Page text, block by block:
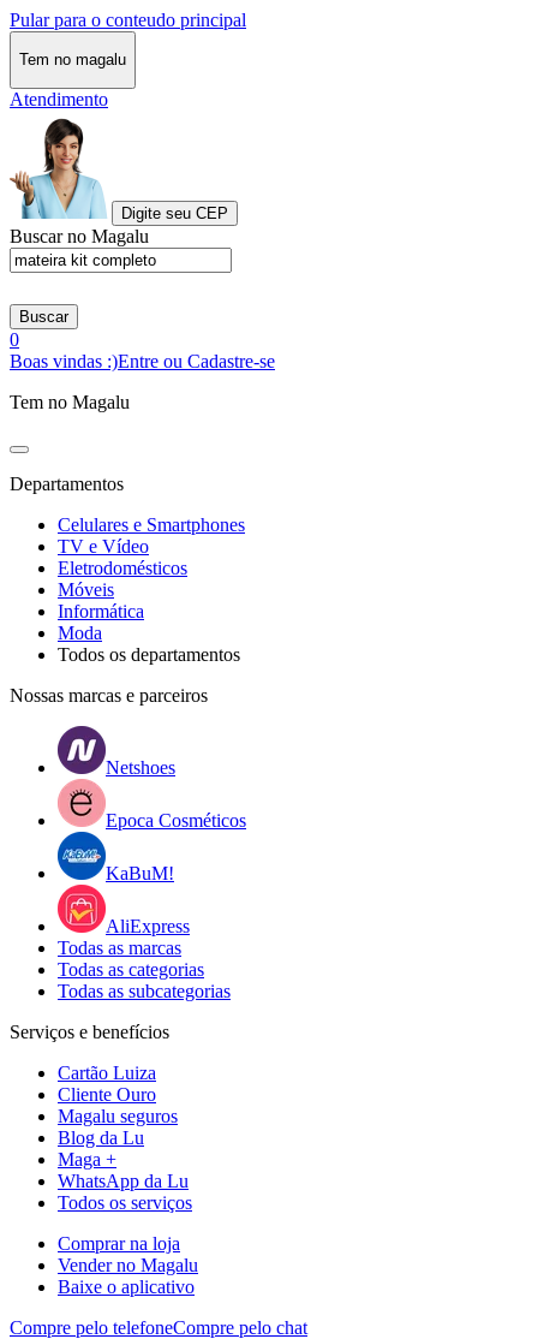
Pular para o conteudo principal
Tem no magalu
Atendimento
Digite seu CEP
Buscar no Magalu
Buscar
0
Boas vindas :)Entre ou Cadastre-se
Tem no Magalu
Departamentos
Celulares e Smartphones
TV e Vídeo
Eletrodomésticos
Móveis
Informática
Moda
Todos os departamentos
Nossas marcas e parceiros
Netshoes
Epoca Cosméticos
KaBuM!
AliExpress
Todas as marcas
Todas as categorias
Todas as subcategorias
Serviços e benefícios
Cartão Luiza
Cliente Ouro
Magalu seguros
Blog da Lu
Maga +
WhatsApp da Lu
Todos os serviços
Comprar na loja
Vender no Magalu
Baixe o aplicativo
Compre pelo telefoneCompre pelo chat